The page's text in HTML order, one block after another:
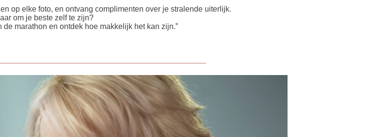
op elke foto, en ontvang complimenten over je stralende uiterlijk.
om je beste zelf te zijn?
de marathon en ontdek hoe makkelijk het kan zijn.”